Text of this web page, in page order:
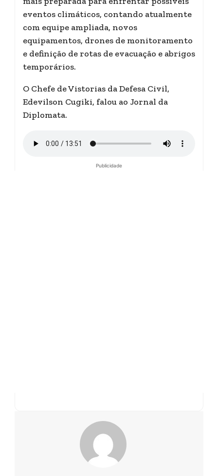
eventos climáticos, contando atualmente
com equipe ampliada, novos
equipamentos, drones de monitoramento
e definição de rotas de evacuação e abrigos
temporários.
O Chefe de Vistorias da Defesa Civil,
Edevilson Cugiki, falou ao Jornal da
Diplomata.
Publicidade